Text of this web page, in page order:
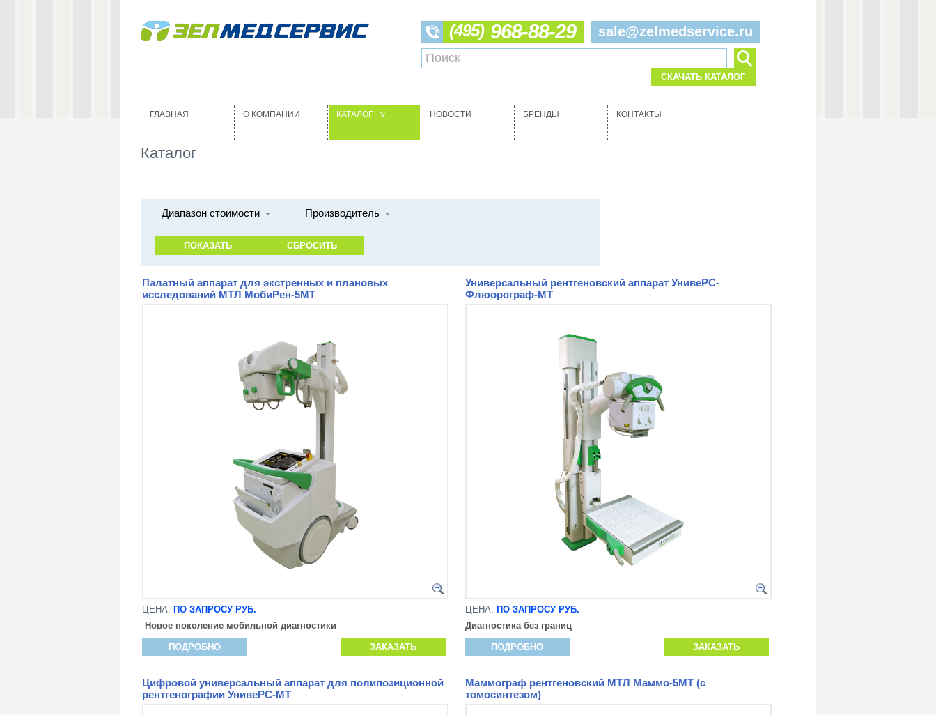
(495) 968-88-29 sale@zelmedservice.ru
СКАЧАТЬ КАТАЛОГ
Каталог
ГЛАВНАЯ О КОМПАНИИ КАТАЛОГ > НОВОСТИ БРЕНДЫ КОНТАКТЫ
Диапазон стоимости Производитель
Палатный аппарат для экстренных и плановых
исследований МТЛ МобиРен-5МТ
ЦЕНА: ПО ЗАПРОСУ РУБ.
Новое поколение мобильной диагностики
ПОДРОБНО ЗАКАЗАТЬ
Универсальный рентгеновский аппарат УнивеРС-
Флюорограф-МТ
ЦЕНА: ПО ЗАПРОСУ РУБ.
Диагностика без границ
ПОДРОБНО ЗАКАЗАТЬ
Цифровой универсальный аппарат для полипозиционной
рентгенографии УнивеРС-МТ
Маммограф рентгеновский МТЛ Маммо-5МТ (с
томосинтезом)